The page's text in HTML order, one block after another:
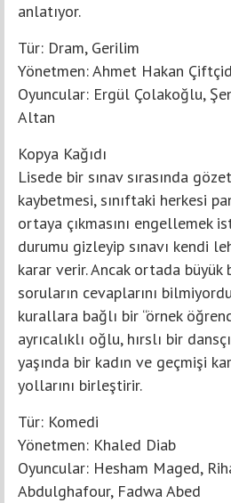
anlatıyor.
Tür: Dram, Gerilim
Yönetmen: Ahmet Hakan
Oyuncular: Ergül Çolakoğlu,
Altan
Kopya Kağıdı
Lisede bir sınav sırasında
kaybetmesi, sınıftaki herkesi
ortaya çıkmasını engellemek
durumu gizleyip sınavı kendi
karar verir. Ancak ortada büyük
soruların cevaplarını
kurallara bağlı bir “örnek
ayrıcalıklı oğlu, hırslı bir
yaşında bir kadın ve geçmişi
yollarını birleştirir.
Tür: Komedi
Yönetmen: Khaled Diab
Oyuncular: Hesham Maged,
Abdulghafour, Fadwa Abed